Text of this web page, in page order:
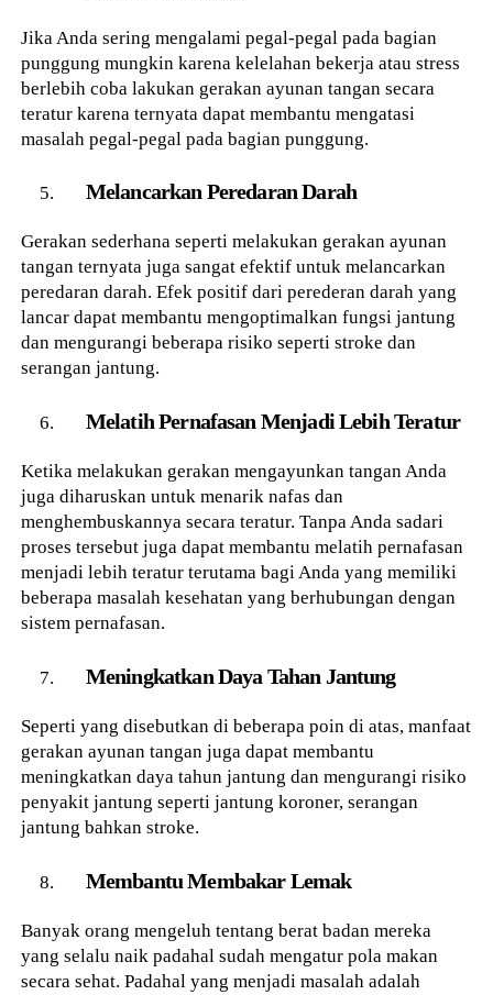
Jika Anda sering mengalami pegal-pegal pada bagian
punggung mungkin karena kelelahan bekerja atau stress
berlebih coba lakukan gerakan ayunan tangan secara
teratur karena ternyata dapat membantu mengatasi
masalah pegal-pegal pada bagian punggung.
Melancarkan Peredaran Darah
Gerakan sederhana seperti melakukan gerakan ayunan
tangan ternyata juga sangat efektif untuk melancarkan
peredaran darah. Efek positif dari perederan darah yang
lancar dapat membantu mengoptimalkan fungsi jantung
dan mengurangi beberapa risiko seperti stroke dan
serangan jantung.
Melatih Pernafasan Menjadi Lebih Teratur
Ketika melakukan gerakan mengayunkan tangan Anda
juga diharuskan untuk menarik nafas dan
menghembuskannya secara teratur. Tanpa Anda sadari
proses tersebut juga dapat membantu melatih pernafasan
menjadi lebih teratur terutama bagi Anda yang memiliki
beberapa masalah kesehatan yang berhubungan dengan
sistem pernafasan.
Meningkatkan Daya Tahan Jantung
Seperti yang disebutkan di beberapa poin di atas, manfaat
gerakan ayunan tangan juga dapat membantu
meningkatkan daya tahun jantung dan mengurangi risiko
penyakit jantung seperti jantung koroner, serangan
jantung bahkan stroke.
Membantu Membakar Lemak
Banyak orang mengeluh tentang berat badan mereka
yang selalu naik padahal sudah mengatur pola makan
secara sehat. Padahal yang menjadi masalah adalah